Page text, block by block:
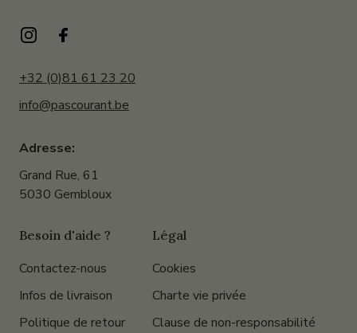
+32 (0)81 61 23 20
info@pascourant.be
Adresse:
Grand Rue, 61
5030 Gembloux
Besoin d'aide ?
Contactez-nous
Infos de livraison
Politique de retour
Légal
Cookies
Charte vie privée
Clause de non-responsabilité